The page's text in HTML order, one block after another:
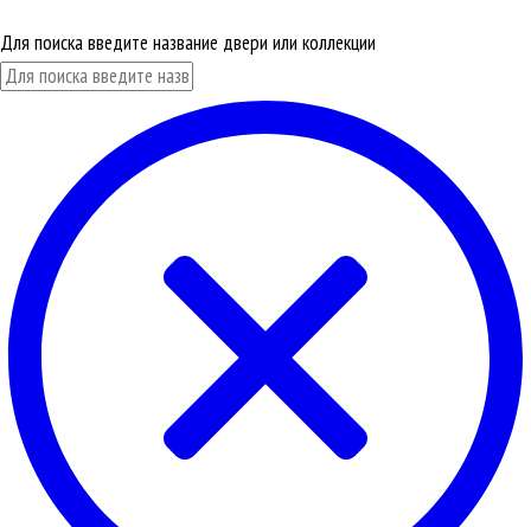
Для поиска введите название двери или коллекции